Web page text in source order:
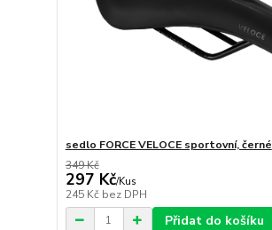
sedlo FORCE VELOCE sportovní, černé
349 Kč
297 Kč/Kus
245 Kč bez DPH
Přidat do košíku